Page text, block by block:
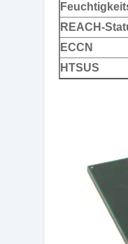
REACH-
ECCN
HTSUS